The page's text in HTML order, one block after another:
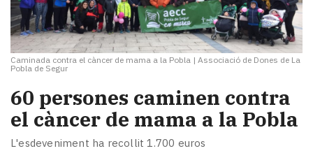
Caminada contra el càncer de mama a la Pobla | Associació de Dones de La
Pobla de Segur
60 persones caminen contra
el càncer de mama a la Pobla
L'esdeveniment ha recollit 1.700 euros